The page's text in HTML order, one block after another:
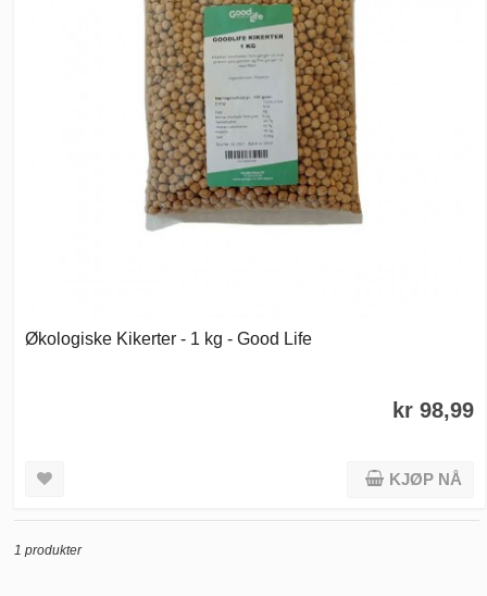
Økologiske Kikerter - 1 kg - Good Life
kr 98,99
KJØP NÅ
1 produkter